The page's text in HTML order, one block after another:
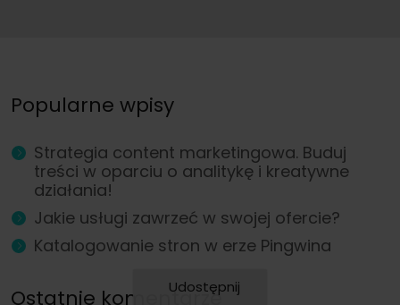
Popularne wpisy
Strategia content marketingowa. Buduj
treści w oparciu o analitykę i kreatywne
działania!
Jakie usługi zawrzeć w swojej ofercie?
Katalogowanie stron w erze Pingwina
Ostatnie komentarze
Udostępnij